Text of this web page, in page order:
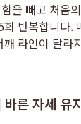
을 빼고 처음
반복합니다.
라인이 달라
른 자세 유